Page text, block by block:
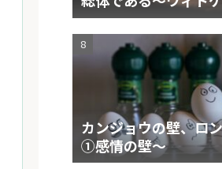
イン 『論理哲学論考
カンジョウの壁、ロ
①感情の壁～